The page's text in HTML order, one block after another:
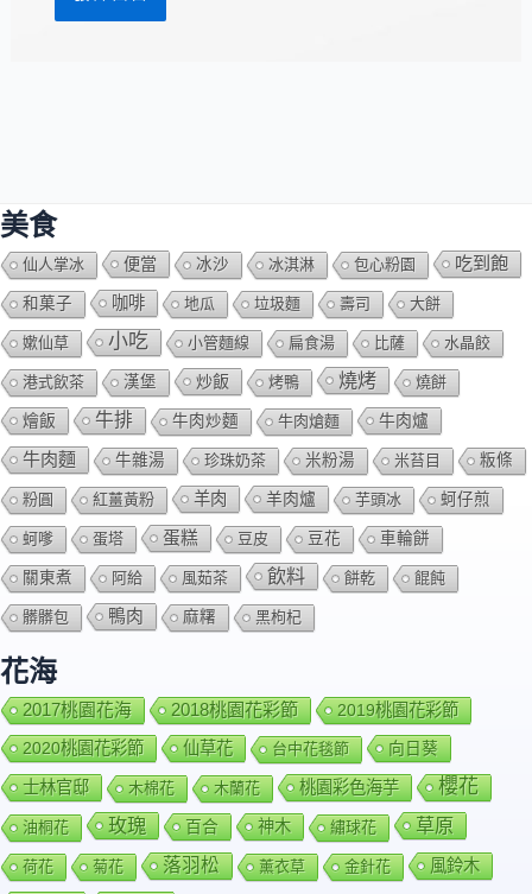
美食
仙人掌冰 便當 冰沙 冰淇淋 包心粉園 吃到飽
和菓子 咖啡 地瓜 垃圾麵 壽司 大餅
嫰仙草 小吃 小管麵線 扁食湯 比薩 水晶餃
港式飲茶 漢堡 炒飯 烤鴨 燒烤 燒餅
燴飯 牛排 牛肉炒麵 牛肉熗麵 牛肉爐
牛肉麵 牛雜湯 珍珠奶茶 米粉湯 米苔目 粄條
粉圓 紅薑黃粉 羊肉 羊肉爐 芋頭冰 蚵仔煎
蚵嗲 蛋塔 蛋糕 豆皮 豆花 車輪餅
關東煮 阿給 風茹茶 飲料 餅乾 餛飩
髒髒包 鴨肉 麻糬 黑枸杞
花海
2017桃園花海 2018桃園花彩節
2019桃園花彩節
2020桃園花彩節
仙草花 台中花毯節 向日葵
士林官邸 木棉花 木蘭花 桃園彩色海芋 櫻花
油桐花 玫瑰 百合 神木 繡球花 草原
荷花 菊花 落羽松 薰衣草 金針花 風鈴木